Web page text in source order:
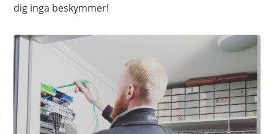
dig inga beskymmer!